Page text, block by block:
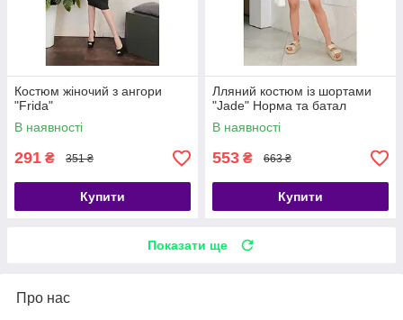
Костюм жіночий з ангори
"Frida"
В наявності
291 ₴ 351 ₴
Купити
Лляний костюм із шортами
"Jade" Норма та батал
В наявності
553 ₴ 663 ₴
Купити
Показати ще
Про нас